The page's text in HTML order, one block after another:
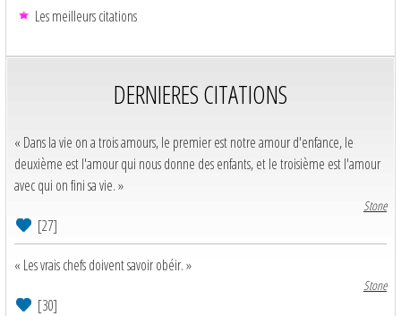
Les meilleurs citations
DERNIERES CITATIONS
« Dans la vie on a trois amours, le premier est notre amour d'enfance, le
deuxième est l'amour qui nous donne des enfants, et le troisième est l'amour
avec qui on fini sa vie. »
Stone
[27]
« Les vrais chefs doivent savoir obéir. »
Stone
[30]